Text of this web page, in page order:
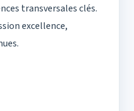
transversales clés.
excellence,